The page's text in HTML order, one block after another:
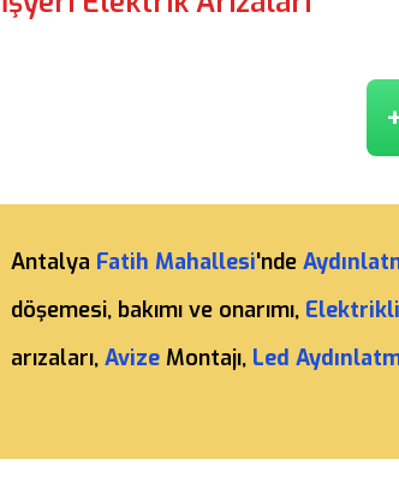
Antalya Fatih Mahallesi'nde
döşemesi, bakımı ve onarımı,
arızaları, Avize Montajı, Led